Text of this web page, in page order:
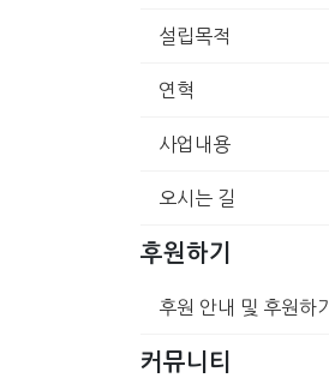
설립목적
연혁
사업내용
오시는 길
후원하기
후원 안내 및 후원하기
커뮤니티